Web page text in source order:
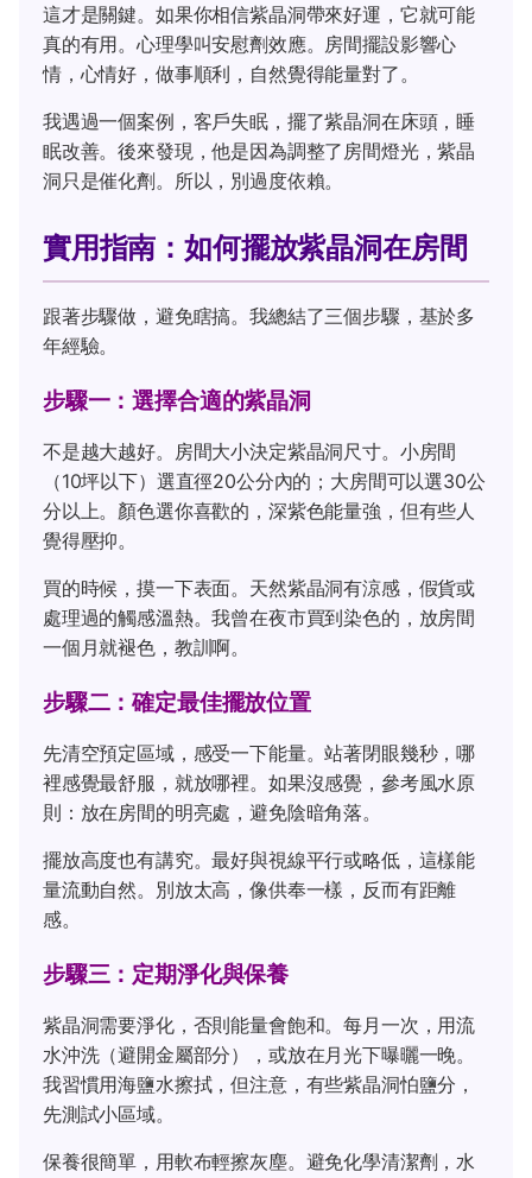
這才是關鍵。如果你相信紫晶洞帶來好運，它就可能
真的有用。心理學叫安慰劑效應。房間擺設影響心
情，心情好，做事順利，自然覺得能量對了。
我遇過一個案例，客戶失眠，擺了紫晶洞在床頭，睡
眠改善。後來發現，他是因為調整了房間燈光，紫晶
洞只是催化劑。所以，別過度依賴。
實用指南：如何擺放紫晶洞在房間
跟著步驟做，避免瞎搞。我總結了三個步驟，基於多
年經驗。
步驟一：選擇合適的紫晶洞
不是越大越好。房間大小決定紫晶洞尺寸。小房間
（10坪以下）選直徑20公分內的；大房間可以選30公
分以上。顏色選你喜歡的，深紫色能量強，但有些人
覺得壓抑。
買的時候，摸一下表面。天然紫晶洞有涼感，假貨或
處理過的觸感溫熱。我曾在夜市買到染色的，放房間
一個月就褪色，教訓啊。
步驟二：確定最佳擺放位置
先清空預定區域，感受一下能量。站著閉眼幾秒，哪
裡感覺最舒服，就放哪裡。如果沒感覺，參考風水原
則：放在房間的明亮處，避免陰暗角落。
擺放高度也有講究。最好與視線平行或略低，這樣能
量流動自然。別放太高，像供奉一樣，反而有距離
感。
步驟三：定期淨化與保養
紫晶洞需要淨化，否則能量會飽和。每月一次，用流
水沖洗（避開金屬部分），或放在月光下曝曬一晚。
我習慣用海鹽水擦拭，但注意，有些紫晶洞怕鹽分，
先測試小區域。
保養很簡單，用軟布輕擦灰塵。避免化學清潔劑，水